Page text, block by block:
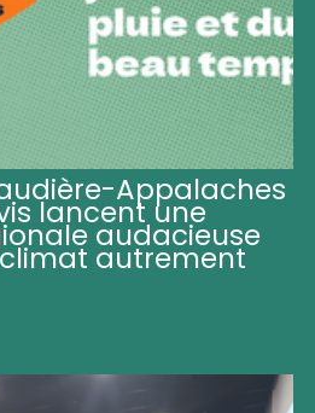
Appalaches
lancent une
audacieuse
autrement